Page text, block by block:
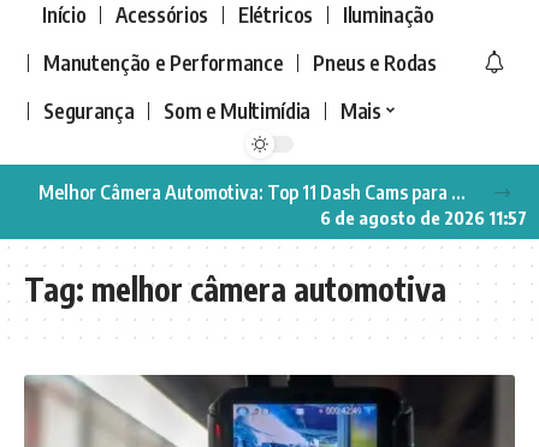
Início Acessórios Elétricos
Iluminação
Manutenção e Performance
Pneus e Rodas
Segurança
Som e Multimídia Mais
6 de agosto de 2026 11:57
Melhor Câmera Automotiva: Top 11 Dash Cams para Segurança no Carro
Tag: melhor câmera automotiva